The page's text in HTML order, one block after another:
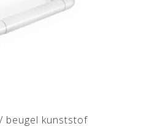
beugel kunststof